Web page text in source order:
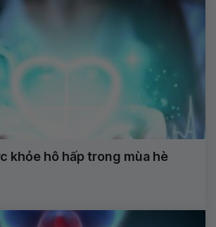
khỏe hô hấp trong mùa hè